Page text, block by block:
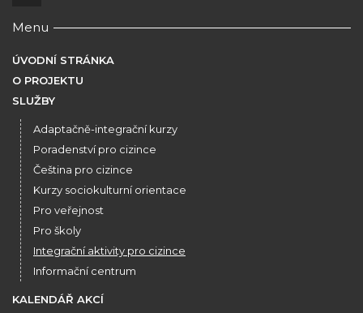
Menu
ÚVODNÍ STRÁNKA
O PROJEKTU
SLUŽBY
Adaptačně-integrační kurzy
Poradenství pro cizince
Čeština pro cizince
Kurzy sociokulturní orientace
Pro veřejnost
Pro školy
Integrační aktivity pro cizince
Informační centrum
KALENDÁŘ AKCÍ